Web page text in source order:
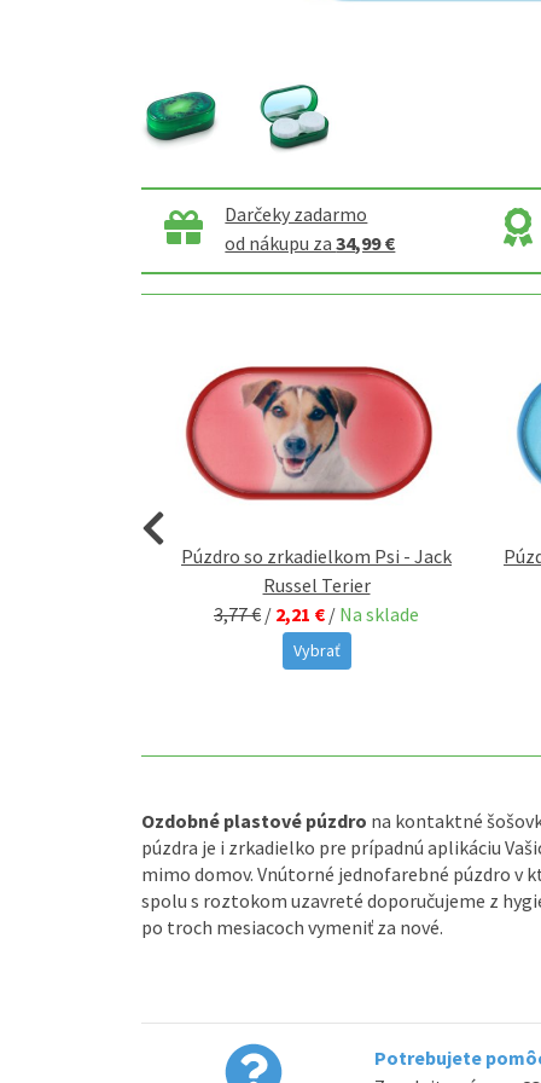
Darčeky zadarmo
od nákupu za34,99 €
Púzdro so zrkadielkom Psi - Jack
Russel Terier
3,77 € / 2,21 € / Na sklade
Vybrať
Ozdobné plastové púzdro na kontaktné
púzdra je i zrkadielko pre prípadnú aplikáciu
mimo domov. Vnútorné jednofarebné púzdro v
spolu s roztokom uzavreté doporučujeme z
po troch mesiacoch vymeniť za nové.
Potrebujete